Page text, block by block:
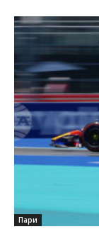
Пари